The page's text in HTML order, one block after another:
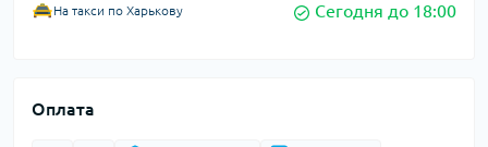
На такси по Харькову Сегодня до 18:00
Оплата